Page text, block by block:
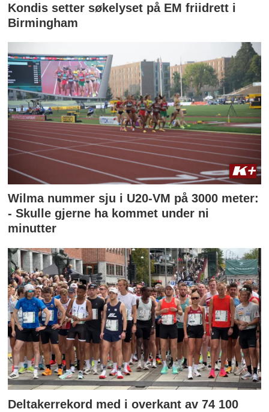
Kondis setter søkelyset på EM friidrett i
Birmingham
Wilma nummer sju i U20-VM på 3000 meter:
- Skulle gjerne ha kommet under ni
minutter
Deltakerrekord med i overkant av 74 100